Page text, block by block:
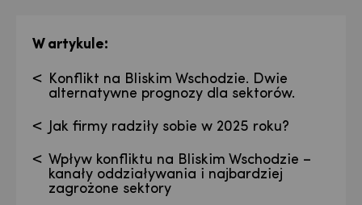
W artykule:
Konflikt na Bliskim Wschodzie. Dwie
alternatywne prognozy dla sektorów.
Jak firmy radziły sobie w 2025 roku?
Wpływ konfliktu na Bliskim Wschodzie –
kanały oddziaływania i najbardziej
zagrożone sektory